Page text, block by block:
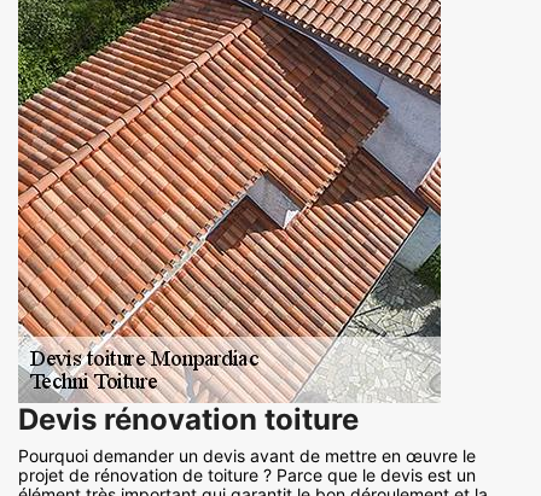
Devis rénovation toiture
Pourquoi demander un devis avant de mettre en œuvre le
projet de rénovation de toiture ? Parce que le devis est un